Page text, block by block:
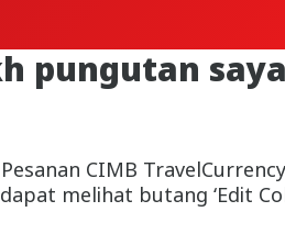
pungutan
CIMB
melihat butang ‘Edit